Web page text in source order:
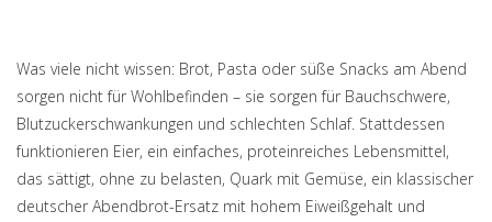
Was viele nicht wissen: Brot, Pasta oder süße Snacks am Abend
sorgen nicht für Wohlbefinden – sie sorgen für Bauchschwere,
Blutzuckerschwankungen und schlechten Schlaf. Stattdessen
funktionieren Eier, ein einfaches, proteinreiches Lebensmittel,
das sättigt, ohne zu belasten, Quark mit Gemüse, ein klassischer
deutscher Abendbrot-Ersatz mit hohem Eiweißgehalt und